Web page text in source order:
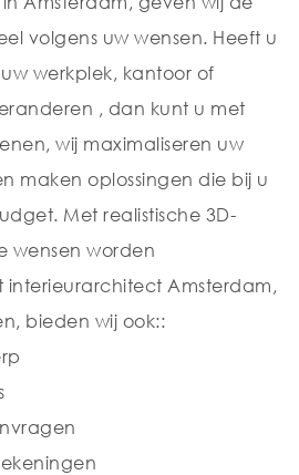
volgens uw wensen. Heeft u
werkplek, kantoor of
, dan kunt u met
wij maximaliseren uw
maken oplossingen die bij u
Met realistische 3D-
wensen worden
Amsterdam,
bieden wij ook::